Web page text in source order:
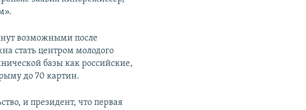
возможными после
стать центром молодого
базы как российские,
до 70 картин.
и президент, что первая